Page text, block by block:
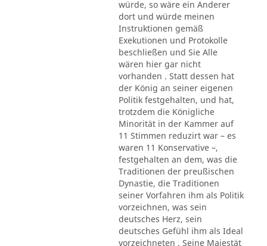
würde, so wäre ein Anderer
dort und würde meinen
Instruktionen gemäß
Exekutionen und Protokolle
beschließen und Sie Alle
wären hier gar nicht
vorhanden . Statt dessen hat
der König an seiner eigenen
Politik festgehalten, und hat,
trotzdem die Königliche
Minorität in der Kammer auf
11 Stimmen reduzirt war – es
waren 11 Konservative –,
festgehalten an dem, was die
Traditionen der preußischen
Dynastie, die Traditionen
seiner Vorfahren ihm als Politik
vorzeichnen, was sein
deutsches Herz, sein
deutsches Gefühl ihm als Ideal
vorzeichneten . Seine Majestät